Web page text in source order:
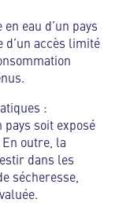
eau d’un pays
d’un accès limité
:
soit exposé
outre, la
dans les
sécheresse,